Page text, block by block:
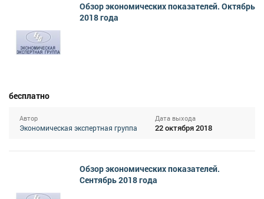
Обзор экономических показателей. Октябрь
2018 года
бесплатно
Автор
Экономическая экспертная группа
Дата выхода
22 октября 2018
Обзор экономических показателей.
Сентябрь 2018 года